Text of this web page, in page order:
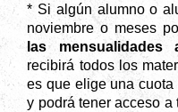
* Si algún alumno o
noviembre o meses
las
mensualidades
recibirá todos los
es que elige una
y podrá tener acceso